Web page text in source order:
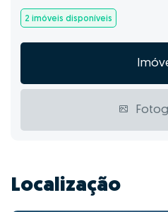
2 imóveis disponíveis
Localização